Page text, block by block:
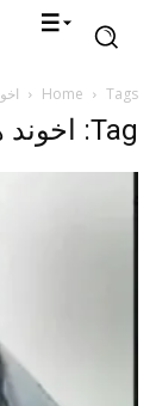
Home Tags
Tag: اخوند ها دشمنان بشریت